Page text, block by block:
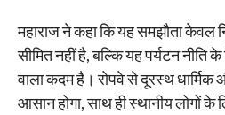
महाराज ने कहा कि यह समझौता
सीमित नहीं है, बल्कि यह पर्यटन
वाला कदम है। रोपवे से दूरस्थ
आसान होगा, साथ ही स्थानीय लोगों के